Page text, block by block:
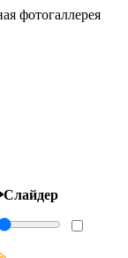
фотогаллерея
Слайдер